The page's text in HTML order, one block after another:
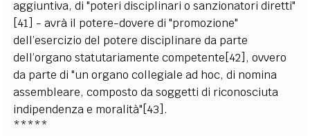
aggiuntiva, di "poteri disciplinari o sanzionatori diretti"
[41] - avrà il potere-dovere di "promozione"
dell’esercizio del potere disciplinare da parte
dell’organo statutariamente competente[42], ovvero
da parte di "un organo collegiale ad hoc, di nomina
assembleare, composto da soggetti di riconosciuta
indipendenza e moralità"[43].
*****